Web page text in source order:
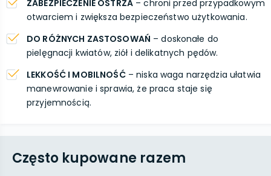
ZABEZPIECZENIE OSTRZA– chroni przed przypadkowym
otwarciem i zwiększa bezpieczeństwo użytkowania.
DO RÓŻNYCH ZASTOSOWAŃ – doskonałe do
pielęgnacji kwiatów, ziół i delikatnych pędów.
LEKKOŚĆ I MOBILNOŚĆ– niska waga narzędzia ułatwia
manewrowanie i sprawia, że praca staje się
przyjemnością.
Często kupowane razem